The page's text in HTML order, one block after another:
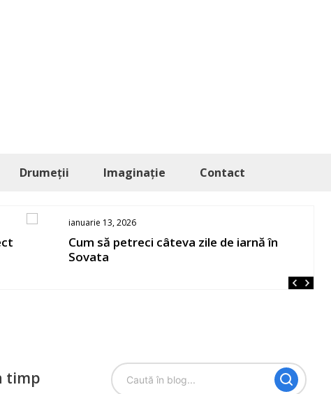
Drumeții Imaginație Contact
ianuarie 13, 2026
Cum să petreci câteva zile de iarnă în
Sovata
timp